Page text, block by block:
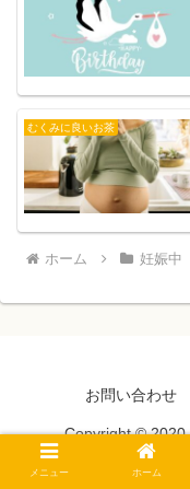
むくみに良いお茶
ホーム 妊娠中
お問い合わせ
Copyright © 2020
メニュー ホーム